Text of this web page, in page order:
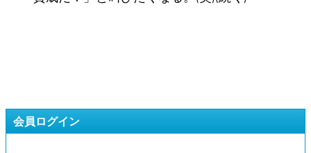
会員ログイン